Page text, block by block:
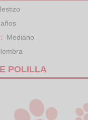
Mediano
POLILLA